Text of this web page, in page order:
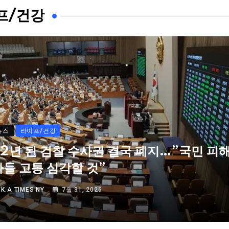
/건강
스 라이프/건강
년 된 검찰 수사권 결국 폐지…”국민 피
들 고통 심각할 것”
K.A TIMES NY 7월 31, 2026